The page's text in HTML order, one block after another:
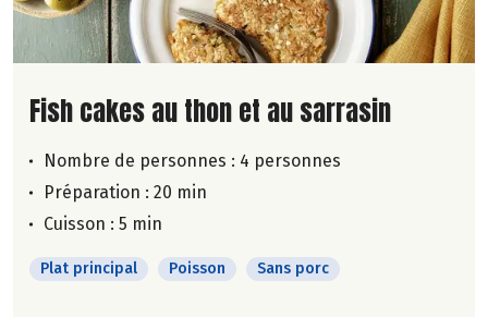
Lire la suite de la recette
Fish cakes au thon et au sarrasin
Nombre de personnes : 4 personnes
Préparation : 20 min
Cuisson : 5 min
Plat principal Poisson Sans porc